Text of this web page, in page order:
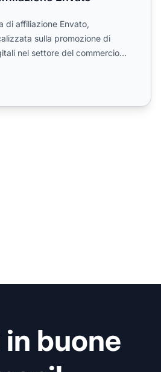
di affiliazione Envato,
sulla promozione di
nel settore del commercio
buone